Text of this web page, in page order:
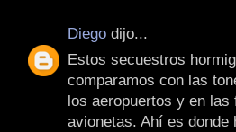
Diego dijo...
Estos secuestros
comparamos con las
los aeropuertos y en
avionetas. Ahí es donde